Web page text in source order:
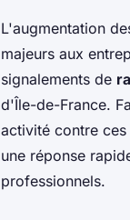
L'augmentation
majeurs aux
signalements de
d'Île-de-France.
activité contre ces
une réponse
professionnels.